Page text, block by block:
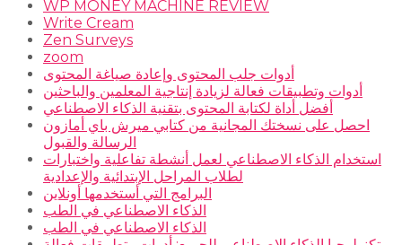
WP MONEY MACHINE REVIEW
Write Cream
Zen Surveys
zoom
أدوات جلب المحتوى وإعادة صياغة المحتوى
أدوات وتطبيقات فعالة لزيادة إنتاجية المعلمين والباحثين
أفضل أداة لكتابة المحتوى بتقنية الذكاء الاصطناعي
احصل على نسختك المجانية من كتابي ميرش باي أمازون
الرسالة والقبول
استخدام الذكاء الاصطناعي لعمل أنشطة تفاعلية واختبارات
لطلاب المراحل الإبتدائية والإعدادية
البرامج التي أستخدمها أونلاين
الذكاء الاصطناعي في الطب
الذكاء الاصطناعي في الطب